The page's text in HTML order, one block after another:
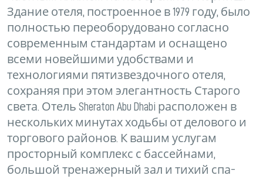
Здание отеля, построенное в 1979 году, было
полностью переоборудовано согласно
современным стандартам и оснащено
всеми новейшими удобствами и
технологиями пятизвездочного отеля,
сохраняя при этом элегантность Старого
света. Отель Sheraton Abu Dhabi расположен в
нескольких минутах ходьбы от делового и
торгового районов. К вашим услугам
просторный комплекс с бассейнами,
большой тренажерный зал и тихий спа-